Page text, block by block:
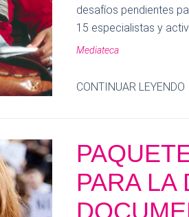
desafíos pendientes
15 especialistas y
Mediateca
CONTINUAR LEYENDO
PARA LA